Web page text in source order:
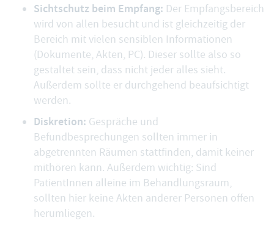
Sichtschutz beim Empfang: Der Empfangsbereich
wird von allen besucht und ist gleichzeitig der
Bereich mit vielen sensiblen Informationen
(Dokumente, Akten, PC). Dieser sollte also so
gestaltet sein, dass nicht jeder alles sieht.
Außerdem sollte er durchgehend beaufsichtigt
werden.
Diskretion: Gespräche und
Befundbesprechungen sollten immer in
abgetrennten Räumen stattfinden, damit keiner
mithören kann. Außerdem wichtig: Sind
PatientInnen alleine im Behandlungsraum,
sollten hier keine Akten anderer Personen offen
herumliegen.